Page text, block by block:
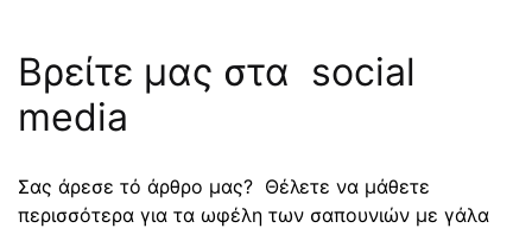
Βρείτε μας στα social
media
Σας άρεσε τό άρθρο μας? Θέλετε να μάθετε
περισσότερα για τα ωφέλη των σαπουνιών με γάλα